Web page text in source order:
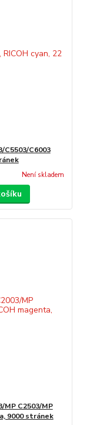
C5503/C6003
Není skladem
MP C2503/MP
9000 stránek